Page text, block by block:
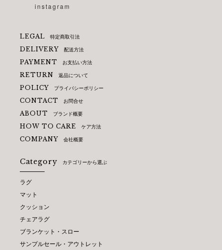
instagram
LEGAL 特定商取引法
DELIVERY 配送方法
PAYMENT お支払い方法
RETURN 返品について
POLICY プライバシーポリシー
CONTACT お問合せ
ABOUT ブランド概要
HOW TO CARE ケア方法
COMPANY 会社概要
Category カテゴリーから選ぶ
ラグ
マット
クッション
チェアラグ
ブランケット・スロー
サンプルセール・アウトレット